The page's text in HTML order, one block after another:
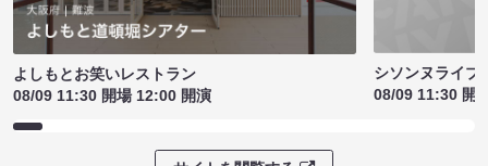
よしもとお笑いレストラン
08/09 11:30 開場 12:00 開演
シソンヌライ
08/09 11:30 開